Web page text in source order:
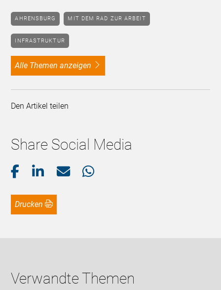
AHRENSBURG MIT DEM RAD ZUR ARBEIT
INFRASTRUKTUR
alle Themen anzeigen
Den Artikel teilen
Share Social Media
Drucken
Verwandte Themen